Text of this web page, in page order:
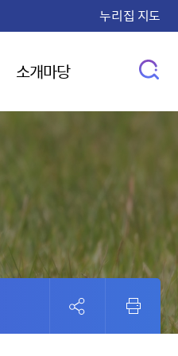
누리집 지도
소개마당